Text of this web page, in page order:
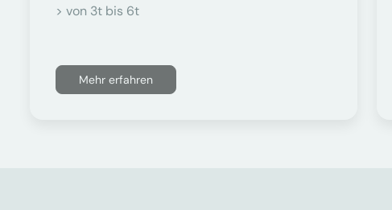
> von 3t bis 6t
Mehr erfahren